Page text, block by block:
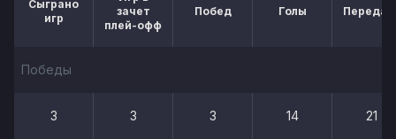
Сыграно
игр
зачет
плей-офф
Побед Голы
Победы
3 3 3 14 21